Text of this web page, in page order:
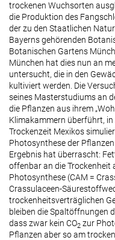
trockenen Wuchsorten
die Produktion des
der zu den Staatlichen
Bayerns gehörenden
Botanischen Gartens
München hat dies nun an
untersucht, die in den
kultiviert werden. Die
seines Masterstudiums an
die Pflanzen aus ihrem
Klimakammern überführt,
Trockenzeit Mexikos
Photosynthese der
Ergebnis hat überrascht:
offenbar an die Trockenheit
Photosynthese (CAM =
Crassulaceen-
trockenheitsverträglichen
bleiben die Spaltöffnungen
dass zwar kein CO2 zur
Pflanzen aber so am